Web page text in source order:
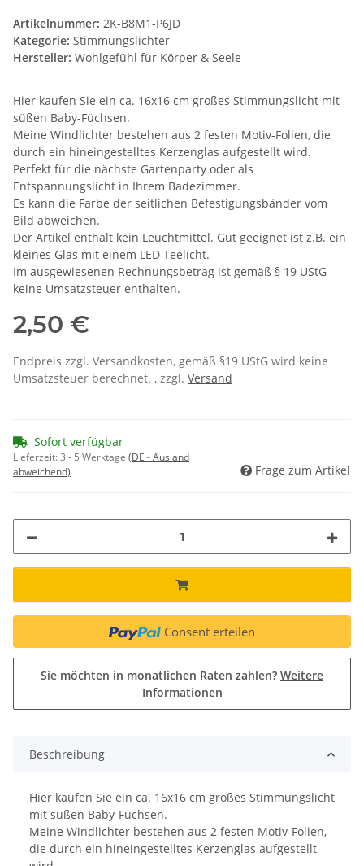
Artikelnummer: 2K-B8M1-P6JD
Kategorie: Stimmungslichter
Hersteller: Wohlgefühl für Körper & Seele
Hier kaufen Sie ein ca. 16x16 cm großes Stimmungslicht mit
süßen Baby-Füchsen.
Meine Windlichter bestehen aus 2 festen Motiv-Folien, die
durch ein hineingestelltes Kerzenglas aufgestellt wird.
Perfekt für die nächste Gartenparty oder als
Entspannungslicht in Ihrem Badezimmer.
Es kann die Farbe der seitlichen Befestigungsbänder vom
Bild abweichen.
Der Artikel enthält kein Leuchtmittel. Gut geeignet ist z.B. ein
kleines Glas mit einem LED Teelicht.
Im ausgewiesenen Rechnungsbetrag ist gemäß § 19 UStG
keine Umsatzsteuer enthalten.
2,50 €
Endpreis zzgl. Versandkosten, gemäß §19 UStG wird keine
Umsatzsteuer berechnet. , zzgl. Versand
Sofort verfügbar
Lieferzeit:3 - 5 Werktage (DE - Ausland
abweichend)
Frage zum Artikel
Consent erteilen
Sie möchten in monatlichen Raten zahlen? Weitere
Informationen
Beschreibung
Hier kaufen Sie ein ca. 16x16 cm großes Stimmungslicht
mit süßen Baby-Füchsen.
Meine Windlichter bestehen aus 2 festen Motiv-Folien,
die durch ein hineingestelltes Kerzenglas aufgestellt